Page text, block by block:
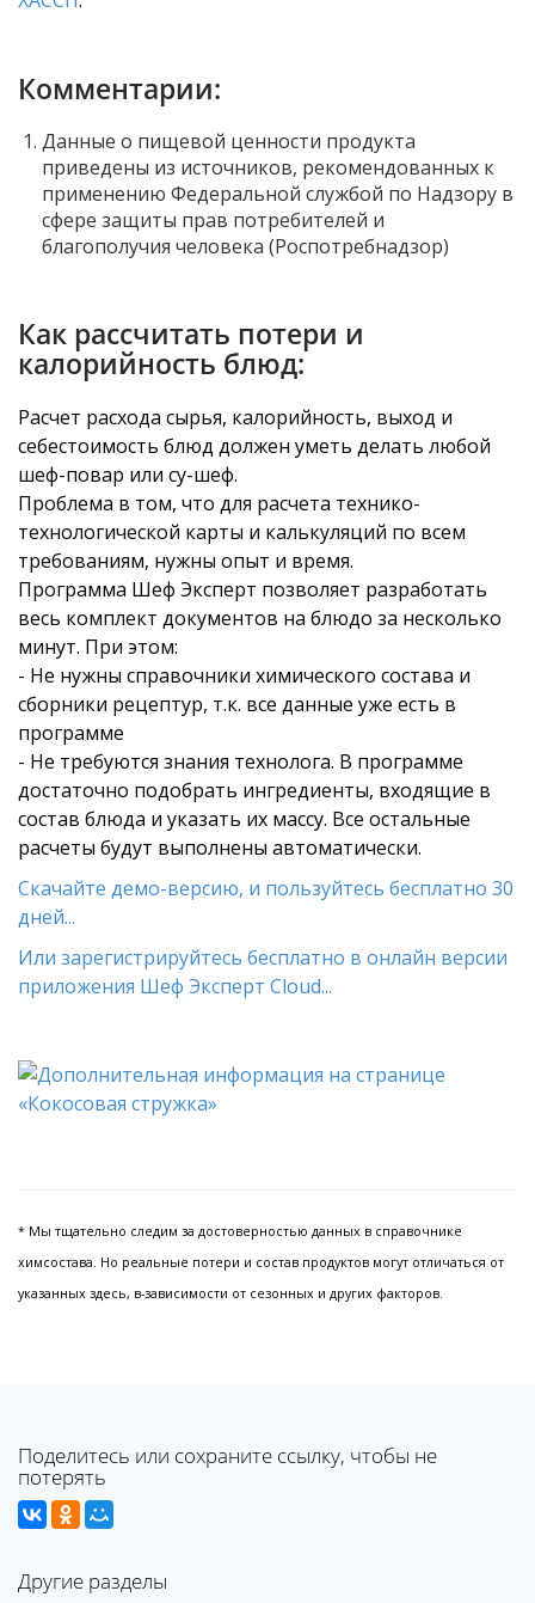
Комментарии:
Данные о пищевой ценности продукта
приведены из источников, рекомендованных к
применению Федеральной службой по Надзору в
сфере защиты прав потребителей и
благополучия человека (Роспотребнадзор)
Как рассчитать потери и
калорийность блюд:
Расчет расхода сырья, калорийность, выход и
себестоимость блюд должен уметь делать любой
шеф-повар или су-шеф.
Проблема в том, что для расчета технико-
технологической карты и калькуляций по всем
требованиям, нужны опыт и время.
Программа Шеф Эксперт позволяет разработать
весь комплект документов на блюдо за несколько
минут. При этом:
- Не нужны справочники химического состава и
сборники рецептур, т.к. все данные уже есть в
программе
- Не требуются знания технолога. В программе
достаточно подобрать ингредиенты, входящие в
состав блюда и указать их массу. Все остальные
расчеты будут выполнены автоматически.
Скачайте демо-версию, и пользуйтесь бесплатно 30
дней...
Или зарегистрируйтесь бесплатно в онлайн версии
приложения Шеф Эксперт Cloud...
* Мы тщательно следим за достоверностью данных в справочнике
химсостава. Но реальные потери и состав продуктов могут отличаться от
указанных здесь, в-зависимости от сезонных и других факторов.
Поделитесь или сохраните ссылку, чтобы не
потерять
Другие разделы